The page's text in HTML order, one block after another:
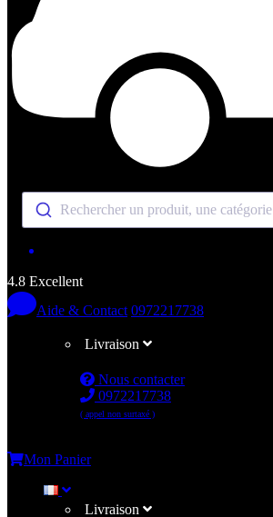
Rechercher un produit, une catégorie
4.8 Excellent
Aide & Contact 0972217738
Livraison
Nous contacter
0972217738
( appel non surtaxé )
Mon Panier
Livraison